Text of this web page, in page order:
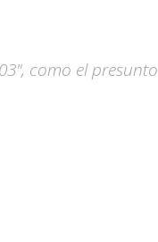
como el presunto